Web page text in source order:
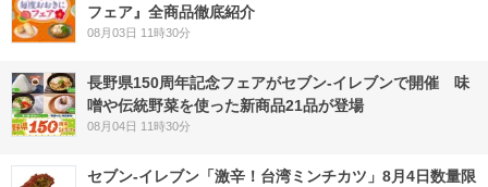
フェア』全商品徹底紹介
08月03日 11時30分
長野県150周年記念フェアがセブン-イレブンで開催 味
噌や伝統野菜を使った新商品21品が登場
08月04日 11時30分
セブン-イレブン「激辛！台湾ミンチカツ」8月4日数量限